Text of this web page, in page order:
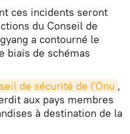
ces incidents seront
du Conseil de
a contourné le
biais de schémas
de sécurité de l'Onu ,
aux pays membres
à destination de la